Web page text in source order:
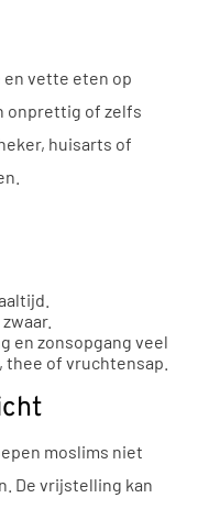
en vette eten op
onprettig of zelfs
huisarts of
en zonsopgang veel
of vruchtensap.
moslims niet
De vrijstelling kan